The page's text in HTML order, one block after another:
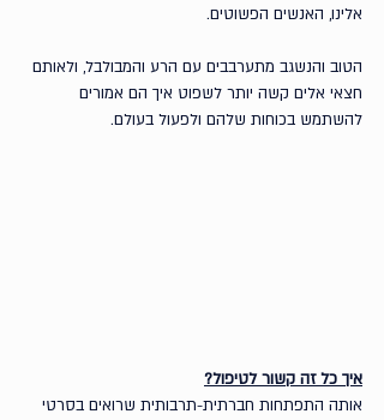
אלינו, האנשים הפשוטים.
הטוב והנשגב מתערבבים עם הרע והמבולבל, ולאותם
חצאי אלים קשה יותר לשפוט איך הם אמורים
להשתמש בכוחות שלהם ולפעול בעולם.
איך כל זה קשור לטיפול?
אותה התפתחות חברתית-תרבותית שרואים בסרטי